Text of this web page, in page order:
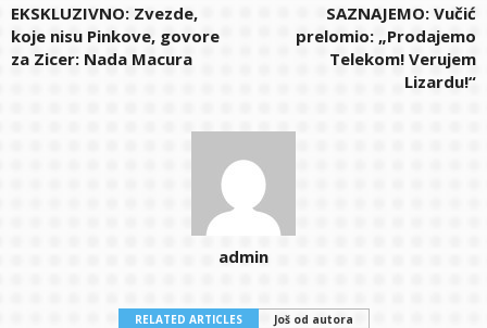
EKSKLUZIVNO: Zvezde,
koje nisu Pinkove, govore
za Zicer: Nada Macura
SAZNAJEMO: Vučić
prelomio: „Prodajemo
Telekom! Verujem
Lizardu!“
admin
RELATED ARTICLES
Još od autora